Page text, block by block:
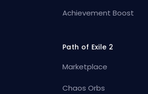
Achievement Boost
Path of Exile 2
Marketplace
Chaos Orbs